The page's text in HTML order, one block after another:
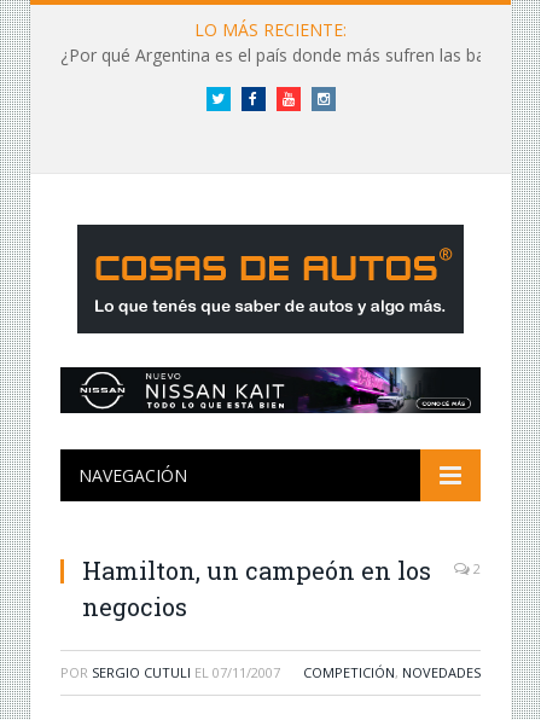
LO MÁS RECIENTE:
¿Por qué Argentina es el país donde más sufren las baterías?
Twitter FacebookYouTubeInstagram
NAVEGACIÓN
Hamilton, un campeón en los
negocios
2
POR SERGIO CUTULI EL 07/11/2007 COMPETICIÓN, NOVEDADES